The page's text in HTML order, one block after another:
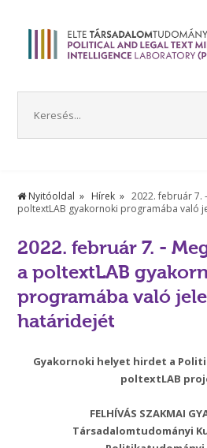
Nyitóoldal Hírek
2022. február 7.
poltextLAB gyakornoki programába való
2022. február 7. -
a poltextLAB
programába való
határidejét
Gyakornoki helyet hirdet a
poltextLAB
FELHÍVÁS SZAKMAI
Társadalomtudományi